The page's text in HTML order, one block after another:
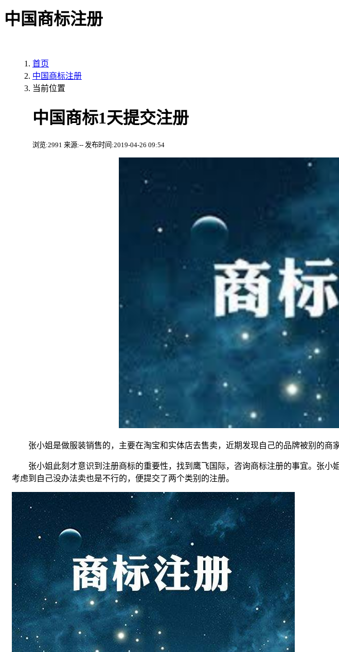
中国商标注册
首页
中国商标注册
当前位置
中国商标1天提交注册
浏览:2991 来源:-- 发布时间:2019-04-26 09:54
张小姐是做服装销售的，主要在淘宝和实体店去售卖，近期发现自己的品牌被别的商
张小姐此刻才意识到注册商标的重要性，找到鹰飞国际，咨询商标注册的事宜。张小
考虑到自己没办法卖也是不行的，便提交了两个类别的注册。